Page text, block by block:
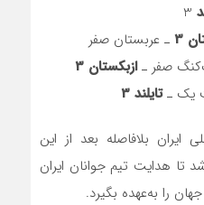
3
3
ـ عربستان‌ صفر
صفر ـازبکستان 3
یک ـتایلند 3
ایران بلافاصله بعد از این
تا هدایت تیم جوانان ایران